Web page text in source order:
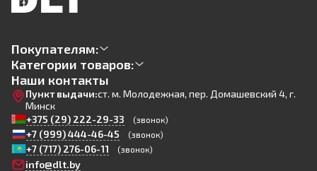
Покупателям:
Категории товаров:
Наши контакты
Пункт выдачи:ст. м. Молодежная, пер. Домашевский 4, г.
Минск
+375 (29) 222-29-33
(звонок)
+7 (999) 444-46-45 (звонок)
+7 (717) 276-06-11 (звонок)
info@dlt.by